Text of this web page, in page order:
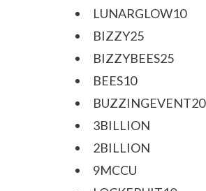
LUNARGLOW10
BIZZY25
BIZZYBEES25
BEES10
BUZZINGEVENT20
3BILLION
2BILLION
9MCCU